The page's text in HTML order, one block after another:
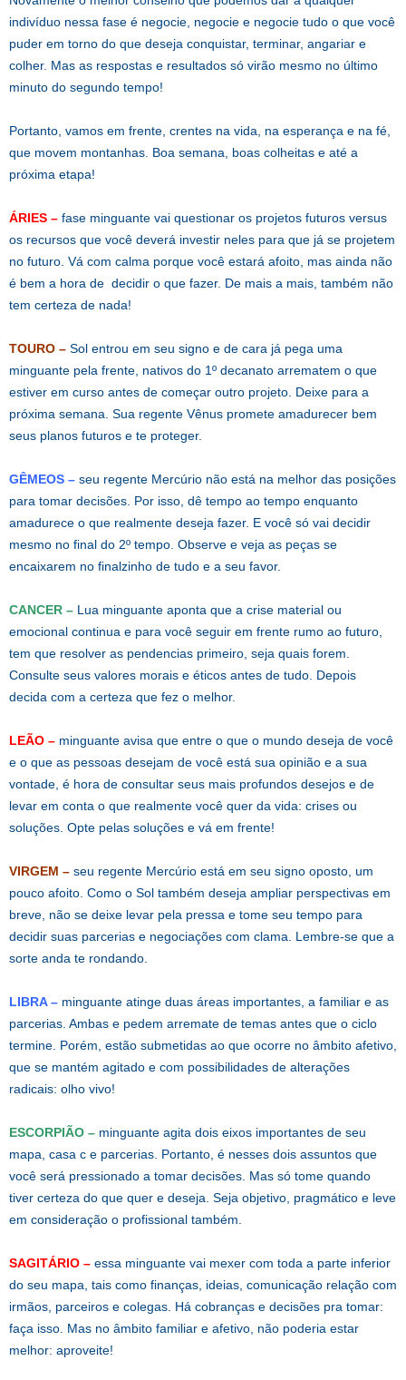
indivíduo nessa fase é negocie, negocie e negocie tudo o que você
puder em torno do que deseja conquistar, terminar, angariar e
colher. Mas as respostas e resultados só virão mesmo no último
minuto do segundo tempo!
Portanto, vamos em frente, crentes na vida, na esperança e na fé,
que movem montanhas. Boa semana, boas colheitas e até a
próxima etapa!
ÁRIES – fase minguante vai questionar os projetos futuros versus
os recursos que você deverá investir neles para que já se projetem
no futuro. Vá com calma porque você estará afoito, mas ainda não
é bem a hora de decidir o que fazer. De mais a mais, também não
tem certeza de nada!
TOURO – Sol entrou em seu signo e de cara já pega uma
minguante pela frente, nativos do 1º decanato arrematem o que
estiver em curso antes de começar outro projeto. Deixe para a
próxima semana. Sua regente Vênus promete amadurecer bem
seus planos futuros e te proteger.
GÊMEOS – seu regente Mercúrio não está na melhor das posições
para tomar decisões. Por isso, dê tempo ao tempo enquanto
amadurece o que realmente deseja fazer. E você só vai decidir
mesmo no final do 2º tempo. Observe e veja as peças se
encaixarem no finalzinho de tudo e a seu favor.
CANCER – Lua minguante aponta que a crise material ou
emocional continua e para você seguir em frente rumo ao futuro,
tem que resolver as pendencias primeiro, seja quais forem.
Consulte seus valores morais e éticos antes de tudo. Depois
decida com a certeza que fez o melhor.
LEÃO – minguante avisa que entre o que o mundo deseja de você
e o que as pessoas desejam de você está sua opinião e a sua
vontade, é hora de consultar seus mais profundos desejos e de
levar em conta o que realmente você quer da vida: crises ou
soluções. Opte pelas soluções e vá em frente!
VIRGEM – seu regente Mercúrio está em seu signo oposto, um
pouco afoito. Como o Sol também deseja ampliar perspectivas em
breve, não se deixe levar pela pressa e tome seu tempo para
decidir suas parcerias e negociações com clama. Lembre-se que a
sorte anda te rondando.
LIBRA – minguante atinge duas áreas importantes, a familiar e as
parcerias. Ambas e pedem arremate de temas antes que o ciclo
termine. Porém, estão submetidas ao que ocorre no âmbito afetivo,
que se mantém agitado e com possibilidades de alterações
radicais: olho vivo!
ESCORPIÃO – minguante agita dois eixos importantes de seu
mapa, casa c e parcerias. Portanto, é nesses dois assuntos que
você será pressionado a tomar decisões. Mas só tome quando
tiver certeza do que quer e deseja. Seja objetivo, pragmático e leve
em consideração o profissional também.
SAGITÁRIO – essa minguante vai mexer com toda a parte inferior
do seu mapa, tais como finanças, ideias, comunicação relação com
irmãos, parceiros e colegas. Há cobranças e decisões pra tomar:
faça isso. Mas no âmbito familiar e afetivo, não poderia estar
melhor: aproveite!